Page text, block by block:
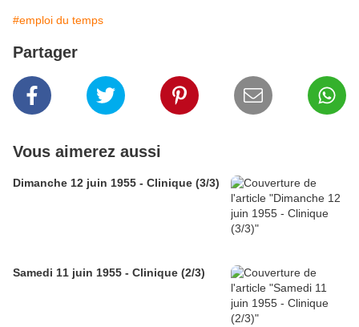
#emploi du temps
Partager
Vous aimerez aussi
Dimanche 12 juin 1955 - Clinique (3/3)
Samedi 11 juin 1955 - Clinique (2/3)